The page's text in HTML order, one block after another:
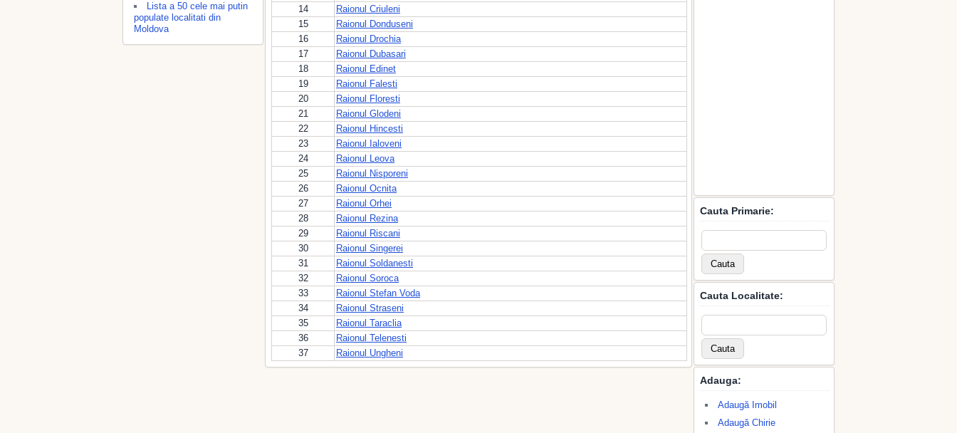
Lista a 50 cele mai putin
populate localitati din
Moldova
14
Raionul Criuleni
15
Raionul Donduseni
16
Raionul Drochia
17
Raionul Dubasari
18
Raionul Edinet
19
Raionul Falesti
20
Raionul Floresti
21
Raionul Glodeni
22
Raionul Hincesti
23
Raionul Ialoveni
24
Raionul Leova
25
Raionul Nisporeni
26
Raionul Ocnita
27
Raionul Orhei
28
Raionul Rezina
29
Raionul Riscani
30
Raionul Singerei
31
Raionul Soldanesti
32
Raionul Soroca
33
Raionul Stefan Voda
34
Raionul Straseni
35
Raionul Taraclia
36
Raionul Telenesti
37
Raionul Ungheni
Cauta Primarie:
Cauta Localitate:
Adauga:
Adaugă Imobil
Adaugă Chirie